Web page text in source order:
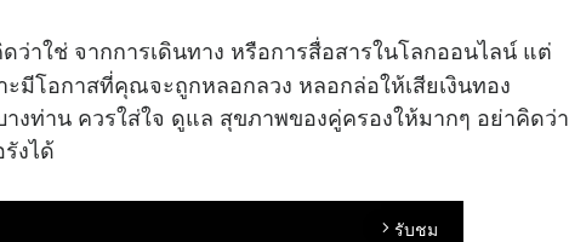
ว่าใช่ จากการเดินทาง หรือการสื่อสารในโลกออนไลน์ แต่
ะมีโอกาสที่คุณจะถูกหลอกลวง หลอกล่อให้เสียเงินทอง
งท่าน ควรใส่ใจ ดูแล สุขภาพของคู่ครองให้มากๆ อย่าคิดว่า
งได้
arrow_forward_ios รับชม